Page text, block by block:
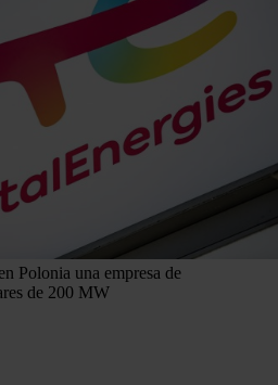
Polonia una empresa de
de 200 MW